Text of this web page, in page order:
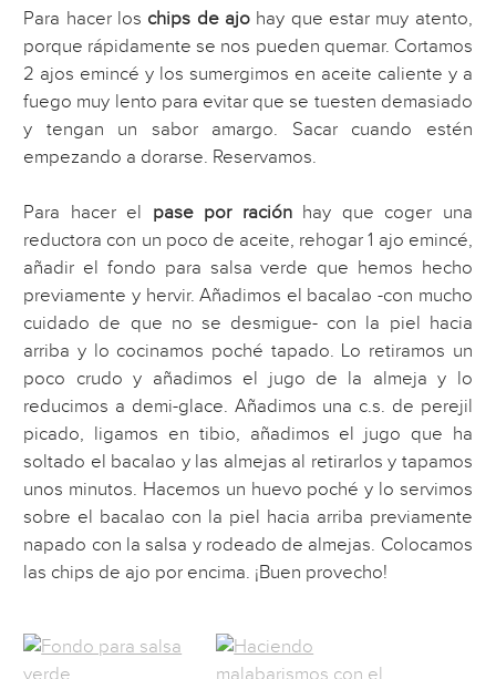
Para hacer los chips de ajo hay que estar muy atento,
porque rápidamente se nos pueden quemar. Cortamos
2 ajos emincé y los sumergimos en aceite caliente y a
fuego muy lento para evitar que se tuesten demasiado
y tengan un sabor amargo. Sacar cuando estén
empezando a dorarse. Reservamos.
Para hacer el pase por raciónhay que coger una
reductora con un poco de aceite, rehogar 1 ajo emincé,
añadir el fondo para salsa verde que hemos hecho
previamente y hervir. Añadimos el bacalao -con mucho
cuidado de que no se desmigue- con la piel hacia
arriba y lo cocinamos poché tapado. Lo retiramos un
poco crudo y añadimos el jugo de la almeja y lo
reducimos a demi-glace. Añadimos una c.s. de perejil
picado, ligamos en tibio, añadimos el jugo que ha
soltado el bacalao y las almejas al retirarlos y tapamos
unos minutos. Hacemos un huevo poché y lo servimos
sobre el bacalao con la piel hacia arriba previamente
napado con la salsa y rodeado de almejas. Colocamos
las chips de ajo por encima. ¡Buen provecho!